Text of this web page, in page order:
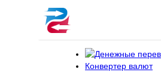
Конвертер валют